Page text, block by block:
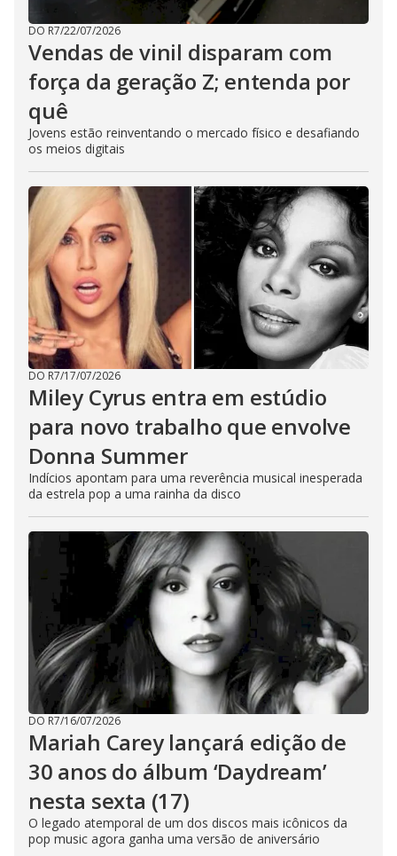
DO R7/22/07/2026
Vendas de vinil disparam com
força da geração Z; entenda por
quê
Jovens estão reinventando o mercado físico e desafiando
os meios digitais
DO R7/17/07/2026
Miley Cyrus entra em estúdio
para novo trabalho que envolve
Donna Summer
Indícios apontam para uma reverência musical inesperada
da estrela pop a uma rainha da disco
DO R7/16/07/2026
Mariah Carey lançará edição de
30 anos do álbum ‘Daydream’
nesta sexta (17)
O legado atemporal de um dos discos mais icônicos da
pop music agora ganha uma versão de aniversário